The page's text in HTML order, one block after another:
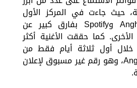
حيث جاءت في المركز الأول
على منصتي Anghami وSpotify بفارق كبير عن
الأخرى. كما حققت الأغنية أكثر
أول ثلاثة أيام فقط من
إطلاقها على Anghami، وهو رقم غير مسبوق لإعلان